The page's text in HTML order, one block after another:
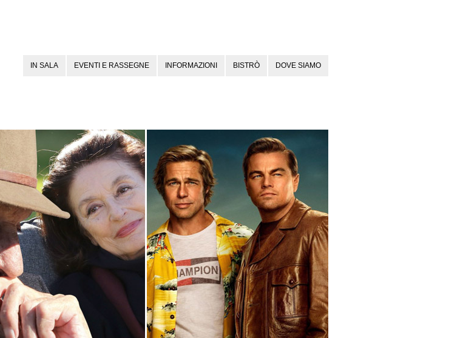
IN SALA EVENTI E RASSEGNE INFORMAZIONI BISTRÒ DOVE SIAMO